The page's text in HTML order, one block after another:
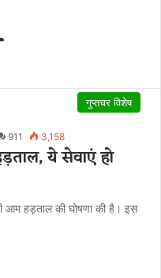
गुप्तचर विशेष
911 3,158
ये सेवाएं हो
आम हड़ताल की घोषणा की है। इस